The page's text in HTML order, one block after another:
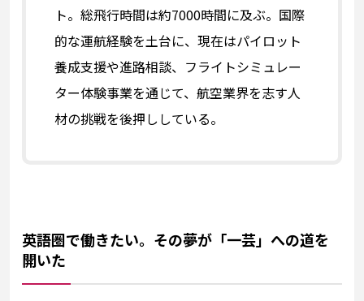
ト。総飛行時間は約7000時間に及ぶ。国際
的な運航経験を土台に、現在はパイロット
養成支援や進路相談、フライトシミュレー
ター体験事業を通じて、航空業界を志す人
材の挑戦を後押ししている。
英語圏で働きたい。その夢が「一芸」への道を
開いた